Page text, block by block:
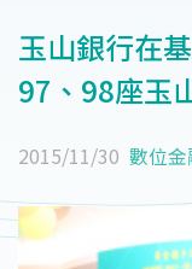
玉山銀行在
97、98座玉
2015/11/30 數位